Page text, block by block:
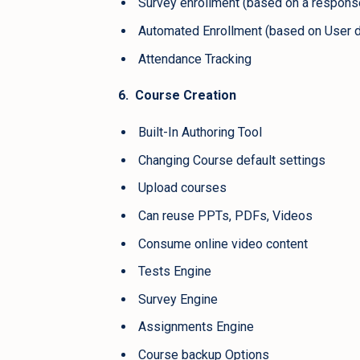
Survey enrollment (based on a
Automated Enrollment (based on User
Attendance Tracking
6. Course Creation
Built-In Authoring Tool
Changing Course default settings
Upload courses
Can reuse PPTs, PDFs, Videos
Consume online video content
Tests Engine
Survey Engine
Assignments Engine
Course backup Options